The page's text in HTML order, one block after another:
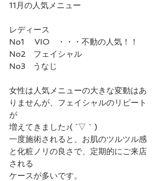
11月の人気メニュー
レディース
No1    VIO   ・・・不動の人気！！
No2   フェイシャル
No3   うなじ
女性は人気メニューの大きな変動はあ
りませんが、フェイシャルのリピート
が
増えてきました♪( ´▽｀)
一度施術されると、お肌のツルツル感
と化粧ノリの良さで、定期的にご来店
される
ケースが多いです。